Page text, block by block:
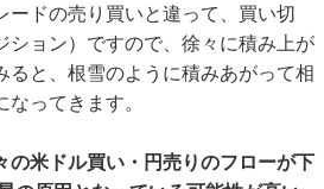
ドの売り買いと違って、買い切
ション）ですので、徐々に積み上が
ると、根雪のように積みあがって相
ってきます。
の米ドル買い・円売りのフローが下